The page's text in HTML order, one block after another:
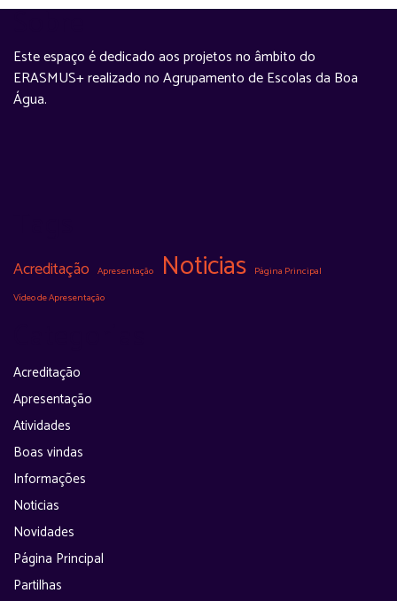
Sobre
Este espaço é dedicado aos projetos no âmbito do
ERASMUS+ realizado no Agrupamento de Escolas da Boa
Água.
Acreditação Apresentação Noticias Página Principal
Vídeo de Apresentação
Acreditação
Apresentação
Atividades
Boas vindas
Informações
Noticias
Novidades
Página Principal
Partilhas